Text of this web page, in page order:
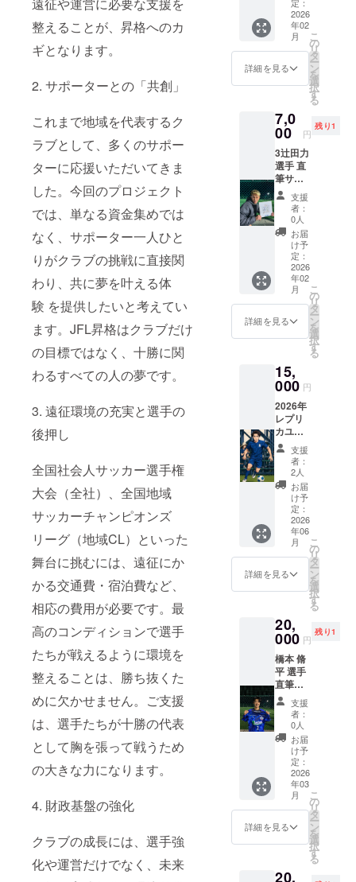
整えることが、昇格へのカ
ギとなります。
2. サポーターとの「共創」
これまで地域を代表するク
ラブとして、多くのサポー
ターに応援いただいてきま
した。今回のプロジェクト
では、単なる資金集めでは
なく、サポーター一人ひと
りがクラブの挑戦に直接関
わり、共に夢を叶える体
験 を提供したいと考えてい
ます。JFL昇格はクラブだけ
の目標ではなく、十勝に関
わるすべての人の夢です。
3. 遠征環境の充実と選手の
後押し
全国社会人サッカー選手権
大会（全社）、全国地域
サッカーチャンピオンズ
リーグ（地域CL）といった
舞台に挑むには、遠征にか
かる交通費・宿泊費など、
相応の費用が必要です。最
高のコンディションで選手
たちが戦えるように環境を
整えることは、勝ち抜くた
めに欠かせません。ご支援
は、選手たちが十勝の代表
として胸を張って戦うため
の大きな力になります。
4. 財政基盤の強化
クラブの成長には、選手強
化や運営だけでなく、未来
すべて
直筆サ
イン入
りで
トで
す。 冷
蔵庫や
オフィ
ス、マ
イカー
常の中
でいつ
でも
チーム
を応援
してい
ただけ
ます。
小さな
アイテ
ムです
が、ス
カイ
アース
を想う
をいつ
もそば
品で
す。
選手本
人が丁
寧に書
き上げ
ます。
マグ
スの象
徴であ
るクラ
ブエン
ブレム
をモ
チーフ
にした
オリジ
ナルマ
グネッ
トで
す。 冷
蔵庫や
オフィ
ス、マ
イカー
常の中
でいつ
チーム
を応援
してい
ただけ
ます。
小さな
アイテ
ムです
が、ス
カイ
アース
を想う
をいつ
もそば
品で
す。
十勝ス
カイ
アース
【斎藤
選手】
の直筆
サイン
紙をお
届けし
ます！
ここで
しか手
に入ら
ない特
別な一
枚で
す。 サ
インは
選手本
人が丁
寧に書
き上げ
ます。
マグ
スの象
徴であ
るクラ
ブエン
ブレム
をモ
チーフ
にした
オリジ
ナルマ
グネッ
トで
す。 冷
蔵庫や
オフィ
ス、マ
イカー
常の中
でいつ
でも
チーム
を応援
してい
ただけ
ます。
小さな
アイテ
ムです
が、ス
カイ
アース
を想う
をいつ
もそば
2026
年02
月
詳細を見る
こ
の
リ
タ
ー
ン
を
選
択
す
る
7,0
00 円
残り1
3辻田力
選手 直
筆サイ
ン色紙
+エンブ
レムマ
グネッ
トコー
ス 十勝
スカイ
アース
【辻田
選手】
の直筆
サイン
入り色
届けし
ます！
ここで
しか手
に入ら
ない特
別な一
枚で
す。 サ
インは
選手本
人が丁
寧に書
き上げ
ます。
マグ
ネット
徴であ
るクラ
ブエン
ブレム
をモ
チーフ
にした
オリジ
ナルマ
グネッ
トで
す。 冷
蔵庫や
オフィ
ス、マ
イカー
などに
でいつ
支援
者：
0人
お届
け予
定：
2026
年02
月
詳細を見る
こ
の
リ
タ
ー
ン
を
選
択
す
る
15,
000 円
2026年
レプリ
カユニ
フォー
ム -
スポン
サーな
しデザ
イン -
背番
号・
ネーム
なし -
高品質
ポリエ
ステル
使用 -
男女兼
用サイ
ズ（S /
M / L /
XL ）か
らお選
びいた
だけま
- カ
ラー
青、白
支援
者：
2人
お届
け予
定：
2026
年06
月
詳細を見る
こ
の
リ
タ
ー
ン
を
選
択
す
る
20,
000 円
残り1
橋本 脩
平 選手
直筆サ
イン入
りユニ
ホーム
コース
十勝ス
カイ
アース
【橋本
選手】
の直筆
サイン
入りユ
ニホー
届けし
支援
者：
0人
お届
け予
定：
2026
年03
月
詳細を見る
こ
の
リ
タ
ー
ン
を
選
択
す
る
20,